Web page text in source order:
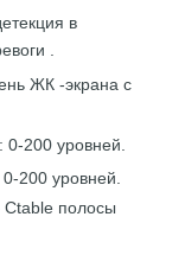
в
.
ЖК -экрана с
0-200 уровней.
0-200 уровней.
Ctable полосы